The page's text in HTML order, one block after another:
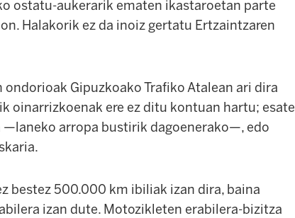
ostatu-aukerarik ematen ikastaroetan parte
Halakorik ez da inoiz gertatu Ertzaintzaren
Gipuzkoako Trafiko Atalean ari dira
oinarrizkoenak ere ez ditu kontuan hartu; esate
—laneko arropa bustirik dagoenerako—, edo
bestez 500.000 km ibiliak izan dira, baina
izan dute. Motozikleten erabilera-bizitza